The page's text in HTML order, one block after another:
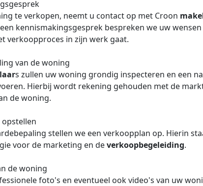
te verkopen, neemt u contact op met Croon
kennismakingsgesprek bespreken we uw
verkoopproces in zijn werk gaat.
van de woning
s zullen uw woning grondig inspecteren en een
Hierbij wordt rekening gehouden met de
de woning.
opstellen
stellen we een verkoopplan op. Hierin
voor de marketing en deverkoopbegeleiding.
de woning
foto's en eventueel ook video's van uw